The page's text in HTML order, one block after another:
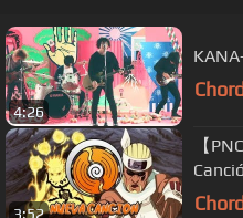
4:26
3:52
【